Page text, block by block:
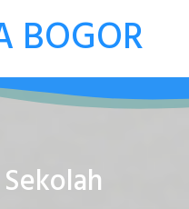
BOGOR